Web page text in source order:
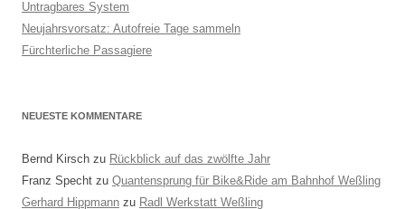
Untragbares System
Neujahrsvorsatz: Autofreie Tage sammeln
Fürchterliche Passagiere
NEUESTE KOMMENTARE
Bernd Kirsch zu Rückblick auf das zwölfte Jahr
Franz Specht zu Quantensprung für Bike&Ride am Bahnhof Weßling
Gerhard Hippmann zu Radl Werkstatt Weßling